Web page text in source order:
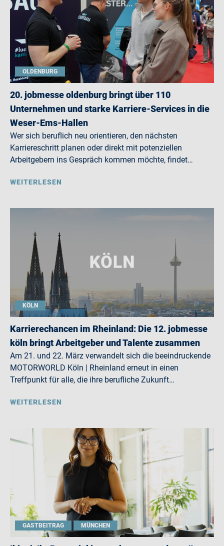
OLDENBURG
20. jobmesse oldenburg bringt über 110
Unternehmen und starke Karriere-Services in die
Weser-Ems-Hallen
Wer sich beruflich neu orientieren, den nächsten
Karriereschritt planen oder direkt mit potenziellen
Arbeitgebern ins Gespräch kommen möchte, findet…
WEITERLESEN
KÖLN
Karrierechancen im Rheinland: Die 12. jobmesse
köln bringt Arbeitgeber und Talente zusammen
Am 21. und 22. März verwandelt sich die beeindruckende
MOTORWORLD Köln | Rheinland erneut in einen
Treffpunkt für alle, die ihre berufliche Zukunft…
WEITERLESEN
GASTBEITRAG MÜNCHEN